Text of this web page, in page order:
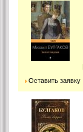
Оставить заявку